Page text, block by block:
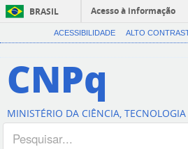
BRASIL
Acesso à informação
ACESSIBILIDADE ALTO
CNPq
MINISTÉRIO DA CIÊNCIA,